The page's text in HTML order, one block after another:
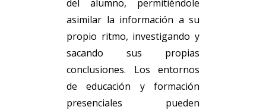
del alumno, permitiéndole
asimilar la información a su
propio ritmo, investigando y
sacando sus propias
conclusiones. Los entornos
de educación y formación
presenciales pueden